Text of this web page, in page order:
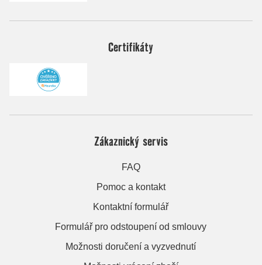
Certifikáty
Zákaznický servis
FAQ
Pomoc a kontakt
Kontaktní formulář
Formulář pro odstoupení od smlouvy
Možnosti doručení a vyzvednutí